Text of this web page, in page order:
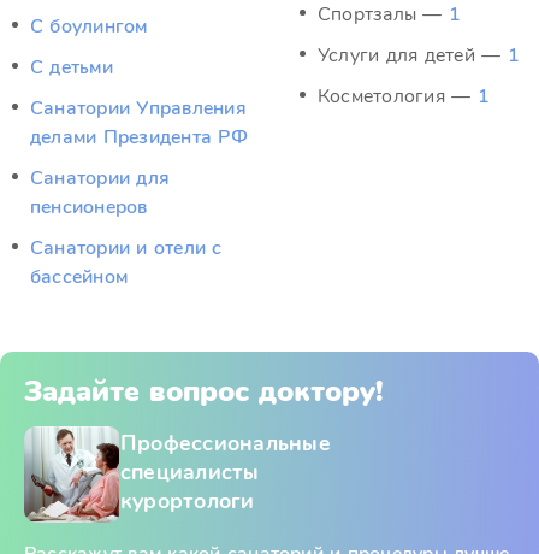
С боулингом
С детьми
Санатории Управления
делами Президента РФ
Санатории для
пенсионеров
Санатории и отели с
бассейном
Спортзалы — 1
Услуги для детей — 1
Косметология — 1
Задайте вопрос доктору!
Профессиональные
специалисты
курортологи